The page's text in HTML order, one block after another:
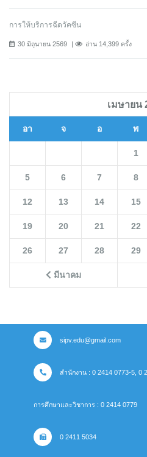
การให้บริการฉีดวัคซีน
30 มิถุนายน 2569 อ่าน 14,399 ครั้ง
เมษายน
อา จ อ พ
มีนาคม
1
5 6 7 8
12 13 14 15
19 20 21 22
26 27 28 29
sipv.edu@gmail.com
สำนักงาน : 0 2414 0773-5, 0
การศึกษาและวิชาการ : 0 2414 0779
0 2411 5034